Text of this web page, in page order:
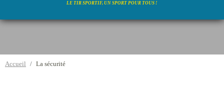
LE TIR SPORTIF, UN SPORT POUR TOUS !
Accueil La sécurité